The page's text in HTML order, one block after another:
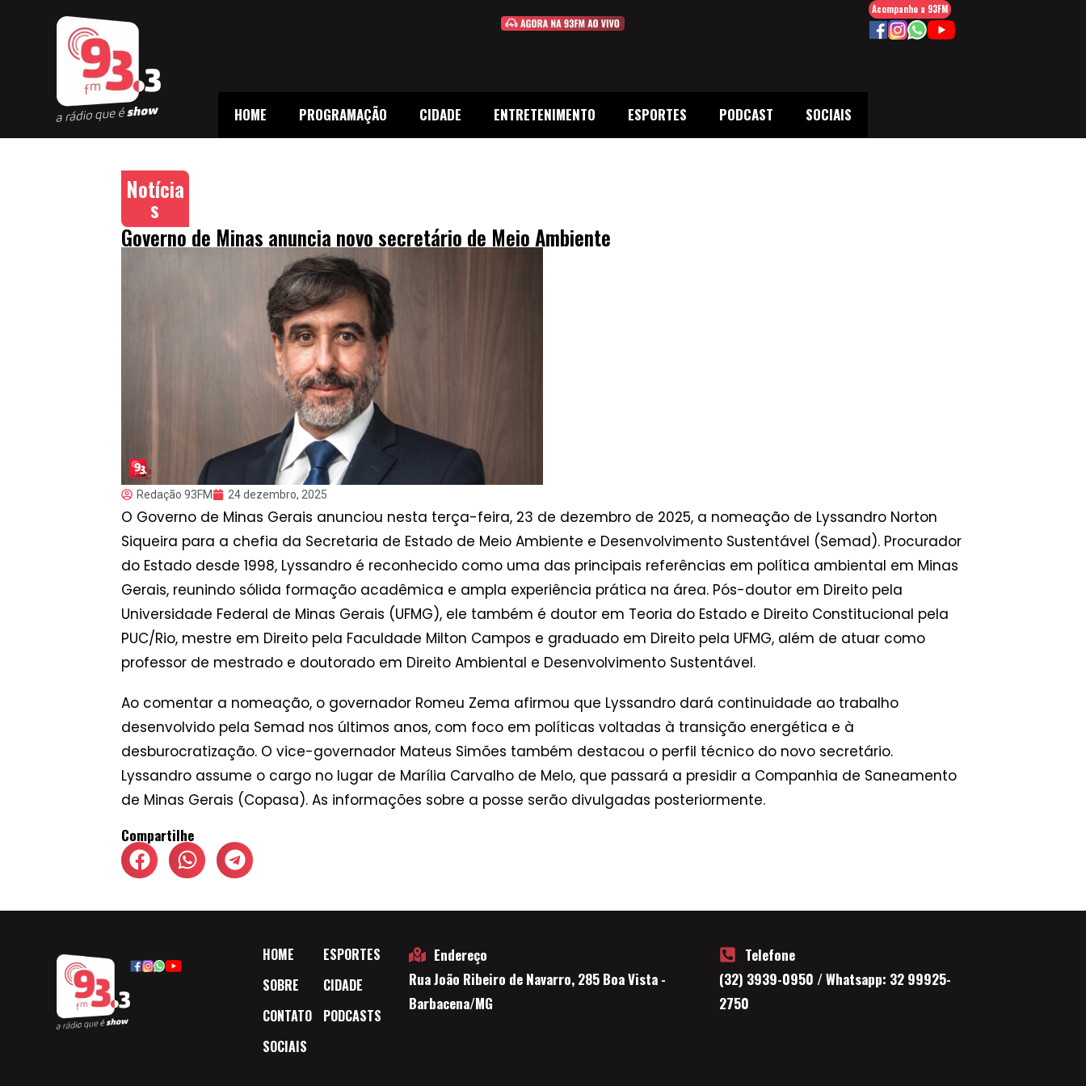
HOME PROGRAMAÇÃO CIDADE ENTRETENIMENTO ESPORTES PODCAST SOCIAIS
Acompanhe a 93FM
Notícia
s
Governo de Minas anuncia novo secretário de Meio Ambiente
Redação 93FM 24 dezembro, 2025
O Governo de Minas Gerais anunciou nesta terça-feira, 23 de dezembro de 2025, a nomeação de Lyssandro Norton
Siqueira para a chefia da Secretaria de Estado de Meio Ambiente e Desenvolvimento Sustentável (Semad). Procurador
do Estado desde 1998, Lyssandro é reconhecido como uma das principais referências em política ambiental em Minas
Gerais, reunindo sólida formação acadêmica e ampla experiência prática na área. Pós-doutor em Direito pela
Universidade Federal de Minas Gerais (UFMG), ele também é doutor em Teoria do Estado e Direito Constitucional pela
PUC/Rio, mestre em Direito pela Faculdade Milton Campos e graduado em Direito pela UFMG, além de atuar como
professor de mestrado e doutorado em Direito Ambiental e Desenvolvimento Sustentável.
Ao comentar a nomeação, o governador Romeu Zema afirmou que Lyssandro dará continuidade ao trabalho
desenvolvido pela Semad nos últimos anos, com foco em políticas voltadas à transição energética e à
desburocratização. O vice-governador Mateus Simões também destacou o perfil técnico do novo secretário.
Lyssandro assume o cargo no lugar de Marília Carvalho de Melo, que passará a presidir a Companhia de Saneamento
de Minas Gerais (Copasa). As informações sobre a posse serão divulgadas posteriormente.
Compartilhe
HOME
SOBRE
CONTATO
SOCIAIS
ESPORTES
CIDADE
PODCASTS
Endereço
Rua João Ribeiro de Navarro, 285 Boa Vista -
Barbacena/MG
Telefone
(32) 3939-0950 / Whatsapp: 32 99925-
2750